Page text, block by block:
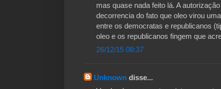
mas quase nada feito lá. A
decorrencia do fato que oleo virou
entre os democratas e republicanos
oleo e os republicanos fingem que
26/12/15 08:37
Unknown disse...